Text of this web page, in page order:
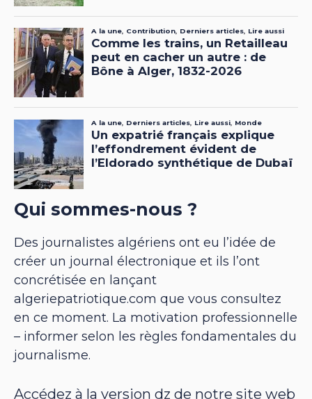
Qui sommes-nous ?
Des journalistes algériens ont eu l’idée de
créer un journal électronique et ils l’ont
concrétisée en lançant
algeriepatriotique.com que vous consultez
en ce moment. La motivation professionnelle
– informer selon les règles fondamentales du
journalisme.
Accédez à la version dz de notre site web